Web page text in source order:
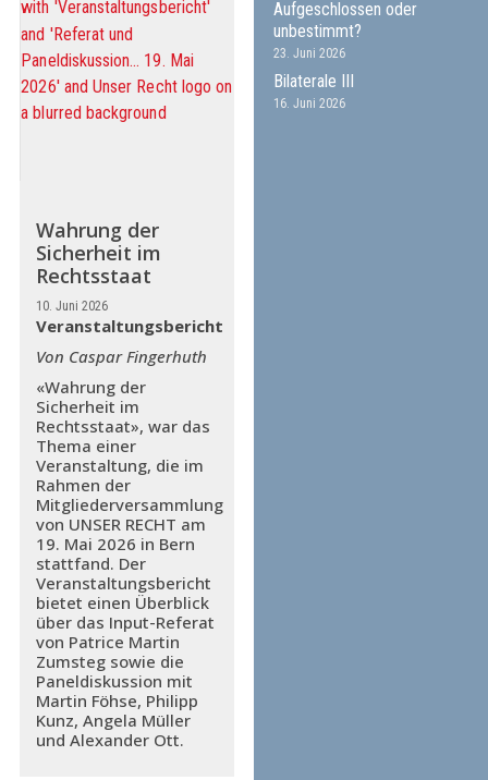
Wahrung der
Sicherheit im
Rechtsstaat
10. Juni 2026
Veranstaltungsbericht
Von Caspar Fingerhuth
«Wahrung der
Sicherheit im
Rechtsstaat», war das
Thema einer
Veranstaltung, die im
Rahmen der
Mitgliederversammlung
von UNSER RECHT am
19. Mai 2026 in Bern
stattfand. Der
Veranstaltungsbericht
bietet einen Überblick
über das Input-Referat
von Patrice Martin
Zumsteg sowie die
Paneldiskussion mit
Martin Föhse, Philipp
Kunz, Angela Müller
und Alexander Ott.
Aufgeschlossen oder
unbestimmt?
23. Juni 2026
Bilaterale III
16. Juni 2026